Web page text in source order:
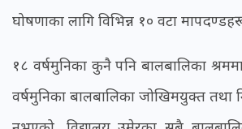
घोषणाका लागि विभिन्न १० वटा
१८ वर्षमुनिका कुनै पनि बालबालिका
वर्षमुनिका बालबालिका जोखिमयुक्त तथा